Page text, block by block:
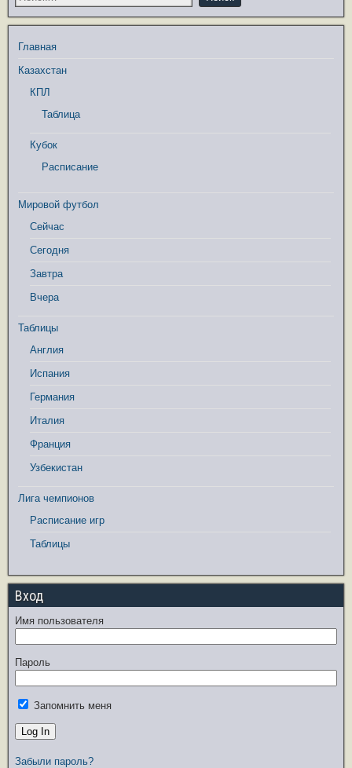
Главная
Казахстан
КПЛ
Таблица
Кубок
Расписание
Мировой футбол
Сейчас
Сегодня
Завтра
Вчера
Таблицы
Англия
Испания
Германия
Италия
Франция
Узбекистан
Лига чемпионов
Расписание игр
Таблицы
Вход
Имя пользователя
Пароль
Запомнить меня
Забыли пароль?